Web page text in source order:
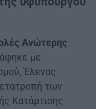
Ανώτερης
με
Έλενας
των
Κατάρτισης